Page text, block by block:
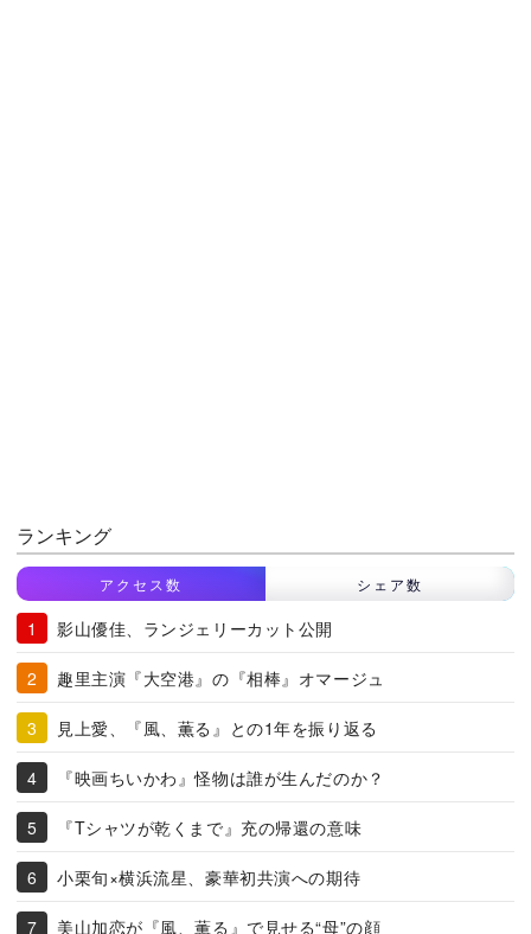
ランキング
アクセス数 シェア数
影山優佳、ランジェリーカット公開
趣里主演『大空港』の『相棒』オマージュ
見上愛、『風、薫る』との1年を振り返る
『映画ちいかわ』怪物は誰が生んだのか？
『Tシャツが乾くまで』充の帰還の意味
小栗旬×横浜流星、豪華初共演への期待
美山加恋が『風、薫る』で見せる“母”の顔